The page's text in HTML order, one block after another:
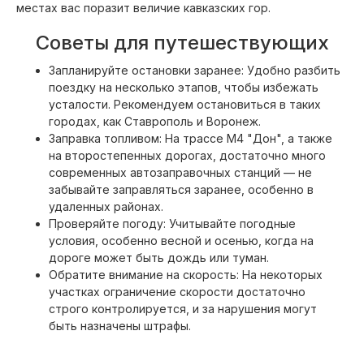
местах вас поразит величие кавказских гор.
Советы для путешествующих
Запланируйте остановки заранее: Удобно разбить
поездку на несколько этапов, чтобы избежать
усталости. Рекомендуем остановиться в таких
городах, как Ставрополь и Воронеж.
Заправка топливом: На трассе М4 "Дон", а также
на второстепенных дорогах, достаточно много
современных автозаправочных станций — не
забывайте заправляться заранее, особенно в
удаленных районах.
Проверяйте погоду: Учитывайте погодные
условия, особенно весной и осенью, когда на
дороге может быть дождь или туман.
Обратите внимание на скорость: На некоторых
участках ограничение скорости достаточно
строго контролируется, и за нарушения могут
быть назначены штрафы.